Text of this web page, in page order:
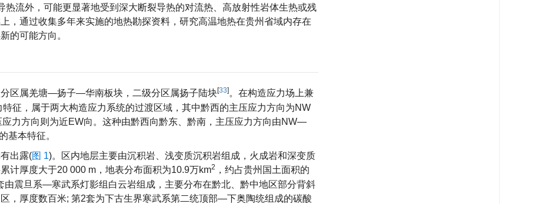
流外，可能更显著地受到深大断裂导热的对流热、高放射性岩体生热或残
，通过收集多年来实施的地热勘探资料，研究高温地热在贵州省域内存在
的可能方向。
区属羌塘—扬子—华南板块，二级分区属扬子陆块[33] 。在构造应力场上兼
征，属于两大构造应力系统的过渡区域，其中黔西的主压应力方向为NW
力方向则为近EW向。这种由黔西向黔东、黔南，主压应力方向由NW—
基本特征。
出露(图 1)。区内地层主要由沉积岩、浅变质沉积岩组成，火成岩和深变质
计厚度大于20 000 m，地表分布面积为10.9万km2 ，约占贵州国土面积的
由震旦系—寒武系灯影组白云岩组成，主要分布在黔北、黔中地区部分背斜
，厚度数百米; 第2套为下古生界寒武系第二统顶部—下奥陶统组成的碳酸